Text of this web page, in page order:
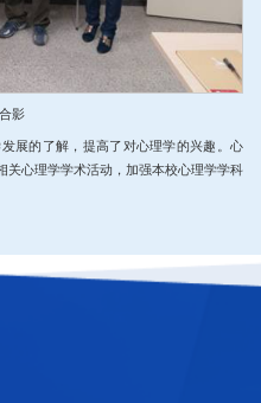
影
展的了解，提高了对心理学的兴趣。心
关心理学学术活动，加强本校心理学学科